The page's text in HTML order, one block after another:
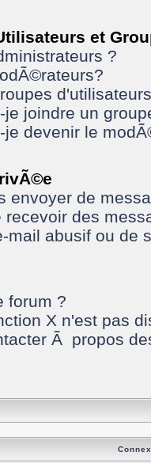
et
?
je joindre un
je devenir le
envoyer de
recevoir des
mail abusif ou de
forum ?
X n'est pas
Ã propos